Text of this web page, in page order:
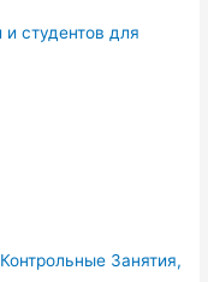
студентов для
Занятия,